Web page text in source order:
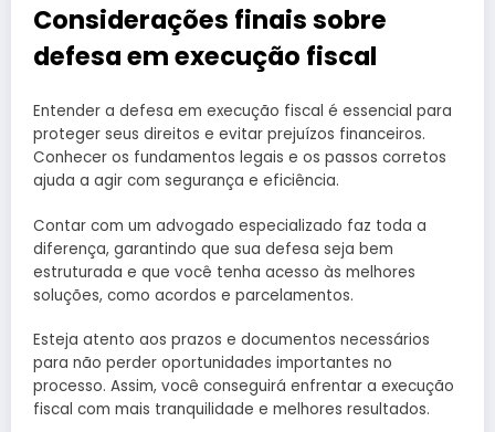
Considerações finais sobre
defesa em execução fiscal
Entender a defesa em execução fiscal é essencial para
proteger seus direitos e evitar prejuízos financeiros.
Conhecer os fundamentos legais e os passos corretos
ajuda a agir com segurança e eficiência.
Contar com um advogado especializado faz toda a
diferença, garantindo que sua defesa seja bem
estruturada e que você tenha acesso às melhores
soluções, como acordos e parcelamentos.
Esteja atento aos prazos e documentos necessários
para não perder oportunidades importantes no
processo. Assim, você conseguirá enfrentar a execução
fiscal com mais tranquilidade e melhores resultados.